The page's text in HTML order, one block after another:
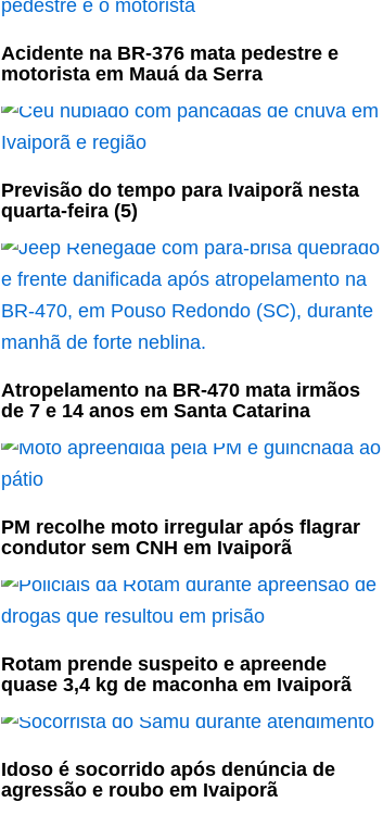
Acidente na BR-376 mata pedestre e
motorista em Mauá da Serra
Previsão do tempo para Ivaiporã nesta
quarta-feira (5)
Atropelamento na BR-470 mata irmãos
de 7 e 14 anos em Santa Catarina
PM recolhe moto irregular após flagrar
condutor sem CNH em Ivaiporã
Rotam prende suspeito e apreende
quase 3,4 kg de maconha em Ivaiporã
Idoso é socorrido após denúncia de
agressão e roubo em Ivaiporã